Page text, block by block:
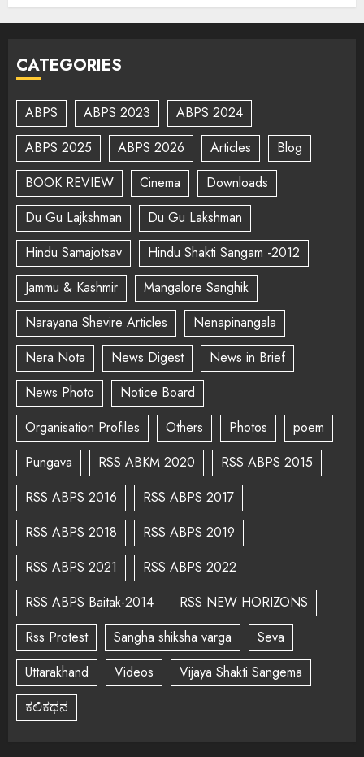
CATEGORIES
ABPS ABPS 2023
ABPS 2024
ABPS 2025
ABPS 2026 Articles
Blog
BOOK REVIEW
Cinema
Downloads
Du Gu Lajkshman
Du Gu Lakshman
Hindu Samajotsav
Hindu Shakti Sangam -2012
Jammu & Kashmir
Mangalore Sanghik
Narayana Shevire Articles
Nenapinangala
Nera Nota
News Digest
News in Brief
News Photo
Notice Board
Organisation Profiles
Others Photos
poem
Pungava
RSS ABKM 2020
RSS ABPS 2015
RSS ABPS 2016
RSS ABPS 2017
RSS ABPS 2018
RSS ABPS 2019
RSS ABPS 2021
RSS ABPS 2022
RSS ABPS Baitak-2014
RSS NEW HORIZONS
Rss Protest
Sangha shiksha varga
Seva
Uttarakhand
Videos
Vijaya Shakti Sangema
ಕಲಿಕಥನ